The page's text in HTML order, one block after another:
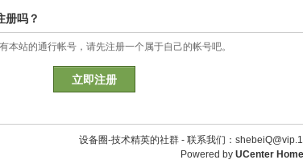
册吗？
本站的通行帐号，请先注册一个属于自己的帐号吧。
立即注册
设备圈-技术精英的社群 - 联系我们：
Powered by UCenter Home